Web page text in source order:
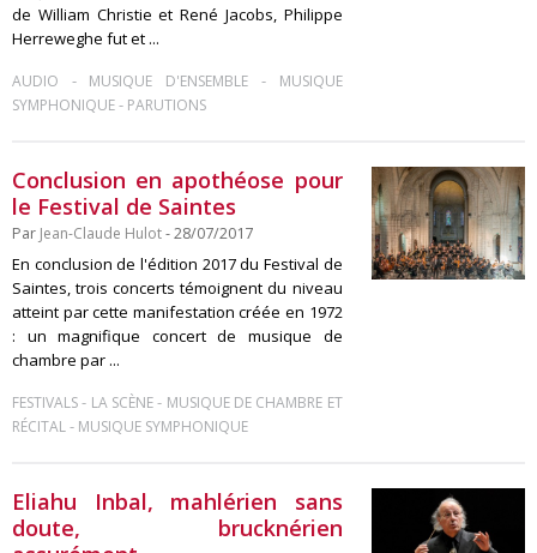
de William Christie et René Jacobs, Philippe
Herreweghe fut et ...
AUDIO - MUSIQUE D'ENSEMBLE -
MUSIQUE
SYMPHONIQUE- PARUTIONS
Conclusion en apothéose pour
le Festival de Saintes
Par Jean-Claude Hulot- 28/07/2017
En conclusion de l'édition 2017 du Festival de
Saintes, trois concerts témoignent du niveau
atteint par cette manifestation créée en 1972
: un magnifique concert de musique de
chambre par ...
FESTIVALS- LA SCÈNE- MUSIQUE DE CHAMBRE ET
RÉCITAL- MUSIQUE SYMPHONIQUE
Eliahu Inbal, mahlérien sans
doute, brucknérien